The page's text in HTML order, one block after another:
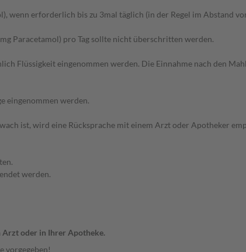
wenn erforderlich bis zu 3mal täglich (in der Regel im Abstand
Paracetamol) pro Tag sollte nicht überschritten werden.
Flüssigkeit eingenommen werden. Die Einnahme nach den
eingenommen werden.
ist, wird eine Rücksprache mit einem Arzt oder Apotheker
werden.
Arzt oder in Ihrer Apotheke.
vorgegeben!